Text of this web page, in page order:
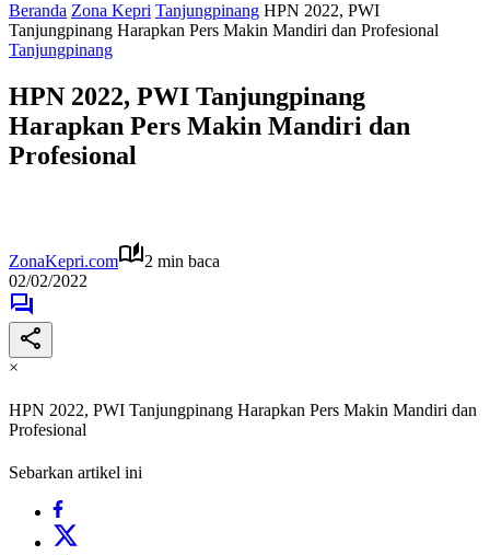
Beranda Zona Kepri Tanjungpinang HPN 2022, PWI
Tanjungpinang Harapkan Pers Makin Mandiri dan Profesional
Tanjungpinang
HPN 2022, PWI Tanjungpinang
Harapkan Pers Makin Mandiri dan
Profesional
ZonaKepri.com
2 min baca
02/02/2022
×
HPN 2022, PWI Tanjungpinang Harapkan Pers Makin Mandiri dan
Profesional
Sebarkan artikel ini